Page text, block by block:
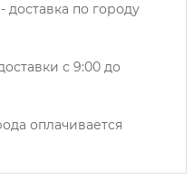
доставка по городу
с 9:00 до
оплачивается